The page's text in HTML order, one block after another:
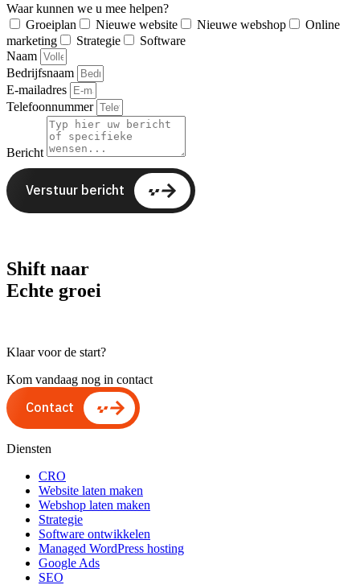
Waar kunnen we u mee helpen?
Groeiplan
Nieuwe website Nieuwe webshop
Online
marketing
Strategie
Software
Naam
Bedrijfsnaam
E-mailadres
Telefoonnummer
Bericht
Verstuur bericht
Shift naar
Echte groei
Klaar voor de start?
Kom vandaag nog in contact
Contact
Diensten
CRO
Website laten maken
Webshop laten maken
Strategie
Software ontwikkelen
Managed WordPress hosting
Google Ads
SEO